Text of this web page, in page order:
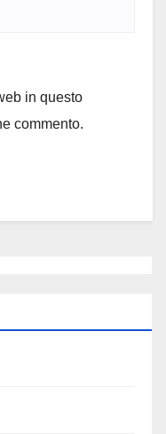
in questo
commento.